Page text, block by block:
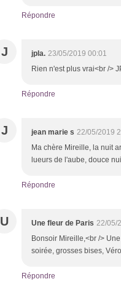
Répondre
J jpla. 23/05/2019 00:01
Rien n'est plus vrai<br />
Répondre
J jean marie s 22/05/2019
Ma chère Mireille, la nuit
lueurs de l'aube, douce
Répondre
U Une fleur de Paris 22/05/
Bonsoir Mireille,<br />
soirée, grosses bises,
Répondre